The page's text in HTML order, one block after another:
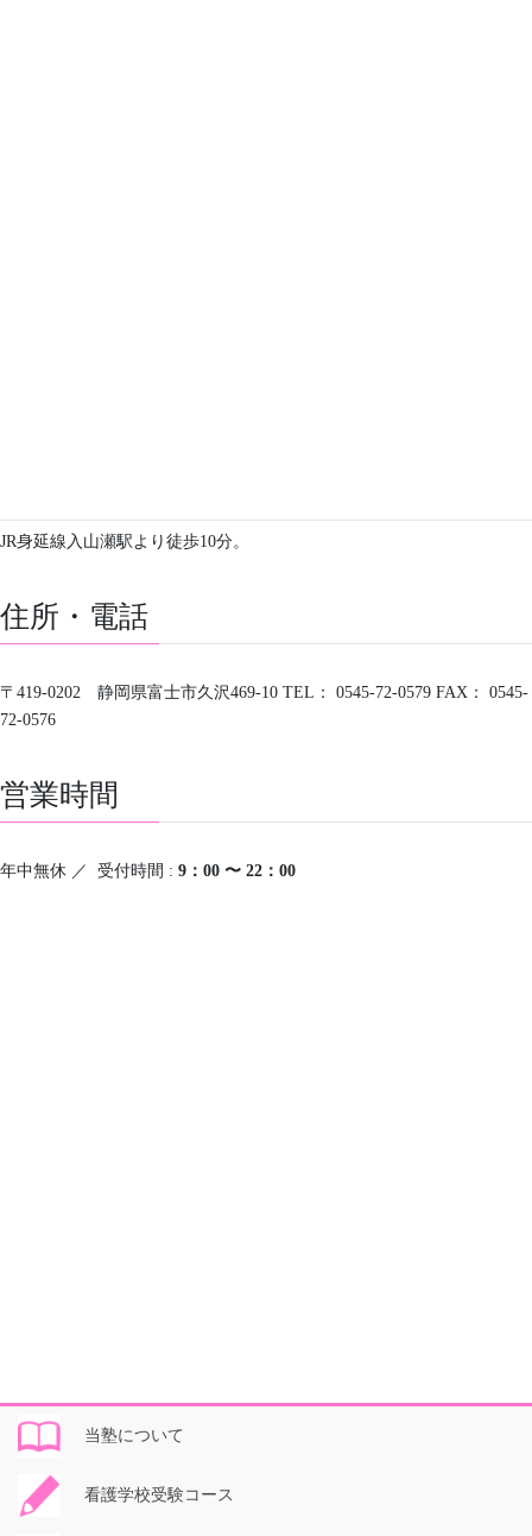
JR身延線入山瀬駅より徒歩10分。
住所・電話
〒419-0202 静岡県富士市久沢469-10 TEL： 0545-72-0579 FAX： 0545-
72-0576
営業時間
年中無休 ／ 受付時間 : 9：00 〜 22 ： 00
当塾について
看護学校受験コース